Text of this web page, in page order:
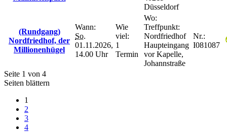
Düsseldorf
(Rundgang)
Nordfriedhof, der
Millionenhügel
Wann:
So.
01.11.2026,
14.00 Uhr
Wie
viel:
1
Termin
Wo:
Treffpunkt:
Nordfriedhof
Haupteingang
vor Kapelle,
Johannstraße
Nr.:
I081087
Seite 1 von 4
Seiten blättern
1
2
3
4